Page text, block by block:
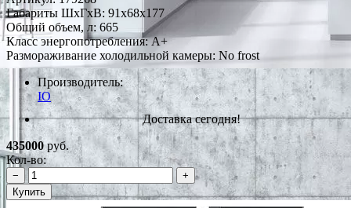
Габариты ШxГxВ: 91x68x177
Общий объем, л: 665
Класс энергопотребления: A+
Размораживание холодильной камеры: No frost
Производитель:
IO
Доставка сегодня!
435000руб.
Кол-во:
−
+
Купить